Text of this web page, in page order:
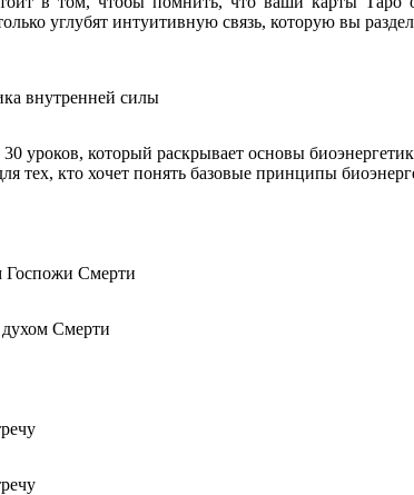
углубят интуитивную связь, которую вы
внутренней силы
30 уроков, который раскрывает основы
тех, кто хочет понять базовые принципы
Госпожи Смерти
Смерти